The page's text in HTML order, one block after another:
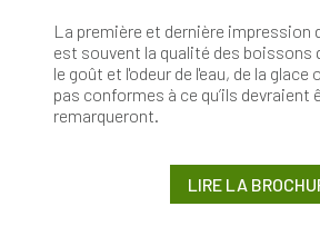
La première et dernière impression
est souvent la qualité des boissons
le goût et l'odeur de l'eau, de la glace
pas conformes à ce qu’ils devraient
remarqueront.
LIRE LA